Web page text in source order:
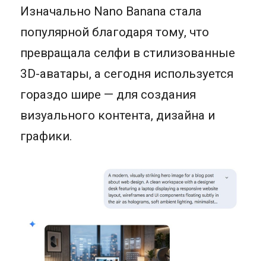
Изначально Nano Banana стала
популярной благодаря тому, что
превращала селфи в стилизованные
3D-аватары, а сегодня используется
гораздо шире — для создания
визуального контента, дизайна и
графики.